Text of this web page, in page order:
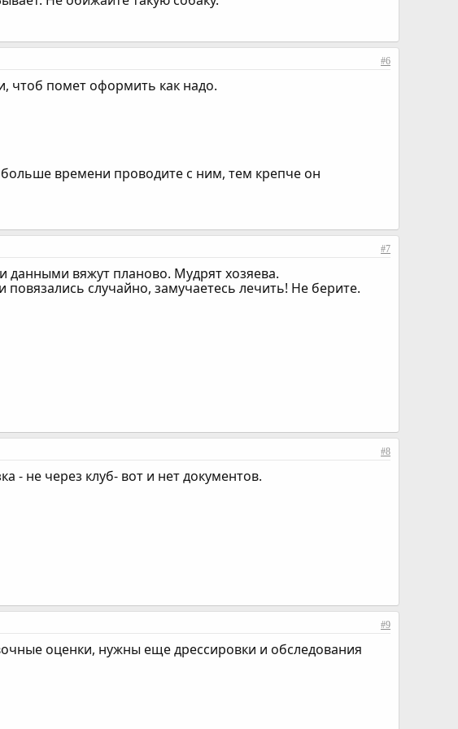
#6
чтоб помет оформить как надо.
времени проводите с ним, тем крепче он
#7
данными вяжут планово. Мудрят хозяева.
случайно, замучаетесь лечить! Не берите.
#8
- не через клуб- вот и нет документов.
#9
оценки, нужны еще дрессировки и обследования